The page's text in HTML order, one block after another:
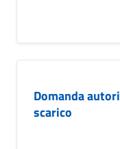
Domanda
scarico